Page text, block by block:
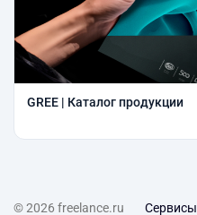
GREE | Каталог продукции
© 2026 freelance.ru Сервисы